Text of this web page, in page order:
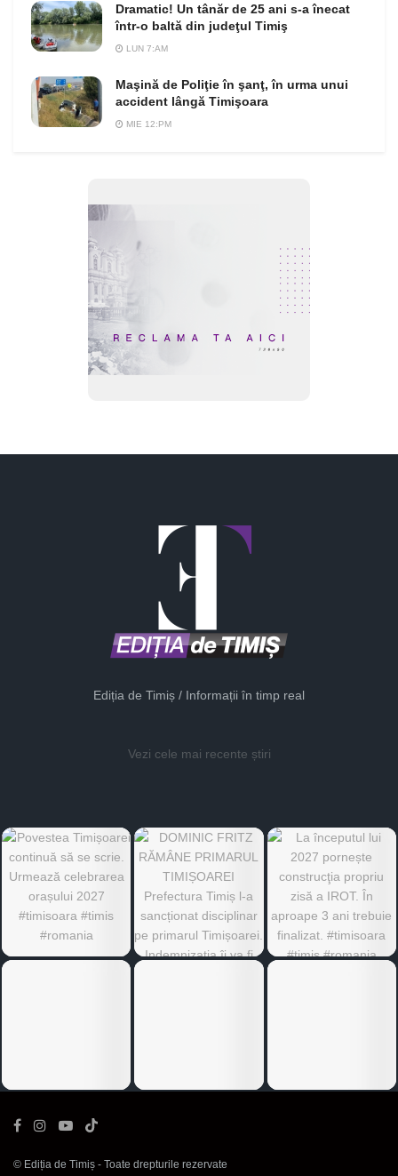
Dramatic! Un tânăr de 25 ani s-a înecat
într-o baltă din judeţul Timiş
LUN 7:AM
Maşină de Poliţie în şanţ, în urma unui
accident lângă Timişoara
MIE 12:PM
Ediția de Timiș / Informații în timp real
Vezi cele mai recente știri
© Ediția de Timiș - Toate drepturile rezervate